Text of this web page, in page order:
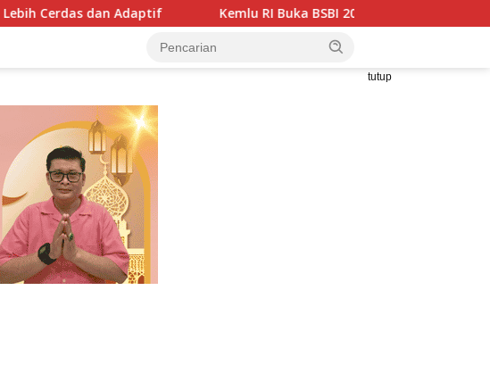
Kemlu RI Buka BSBI 2026, Peserta ASEAN Diajak Kenali Seni dan
tutup